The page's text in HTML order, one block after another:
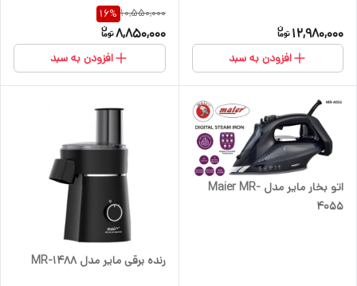
12,980,000
افزودن به سبد
10,550,000
16%
8,850,000
افزودن به سبد
اتو بخار مایر مدل Maier MR-
4055
رنده برقی مایر مدل MR-1488